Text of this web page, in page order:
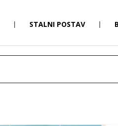
| STALNI POSTAV |